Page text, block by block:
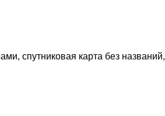
спутниковая карта без названий,